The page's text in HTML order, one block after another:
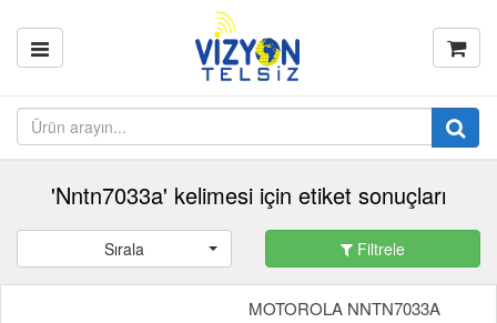
'Nntn7033a' kelimesi için etiket sonuçları
Sırala Filtrele
MOTOROLA NNTN7033A